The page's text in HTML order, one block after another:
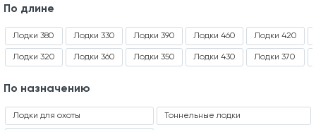
По длине
Лодки 380
Лодки 320
Лодки 330
Лодки 360
Лодки 390
Лодки 350
Лодки 460
Лодки 430
Лодки 420
Лодки 370
По назначению
Лодки для охоты Тоннельные лодки